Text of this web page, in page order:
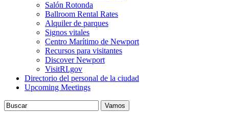
Salón Rotonda
Ballroom Rental Rates
Alquiler de parques
Signos vitales
Centro Marítimo de Newport
Recursos para visitantes
Discover Newport
VisitRI.gov
Directorio del personal de la ciudad
Upcoming Meetings